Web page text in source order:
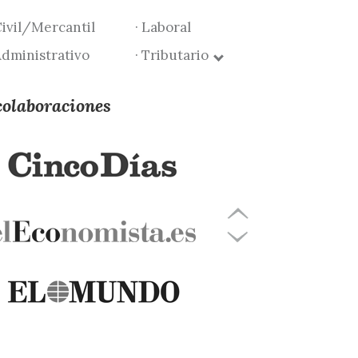
Mercantil
· Laboral
· Tributario